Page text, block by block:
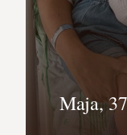
Maja,